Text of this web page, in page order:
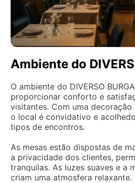
Ambiente do
O ambiente do DIVERSO
proporcionar conforto e
visitantes. Com uma decoração
o local é convidativo e
tipos de encontros.
As mesas estão dispostas de
a privacidade dos clientes,
tranquilas. As luzes suaves e a
criam uma atmosfera relaxante.